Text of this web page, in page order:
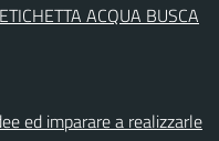
ACQUA BUSCA
ed imparare a realizzarle